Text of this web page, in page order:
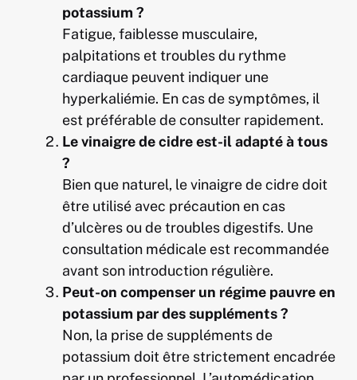
potassium ?
Fatigue, faiblesse musculaire,
palpitations et troubles du rythme
cardiaque peuvent indiquer une
hyperkaliémie. En cas de symptômes, il
est préférable de consulter rapidement.
Le vinaigre de cidre est-il adapté à tous
?
Bien que naturel, le vinaigre de cidre doit
être utilisé avec précaution en cas
d’ulcères ou de troubles digestifs. Une
consultation médicale est recommandée
avant son introduction régulière.
Peut-on compenser un régime pauvre en
potassium par des suppléments ?
Non, la prise de suppléments de
potassium doit être strictement encadrée